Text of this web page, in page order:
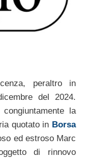
peraltro in
del 2024.
la
quotato in Borsa
ed estroso Marc
di rinnovo